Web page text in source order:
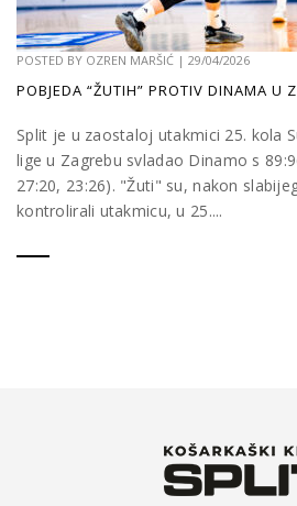
POSTED BY OZREN MARŠIĆ | 29/04/2026
POBJEDA “ŽUTIH” PROTIV DINAMA U
Split je u zaostaloj utakmici 25. kola
lige u Zagrebu svladao Dinamo s
27:20, 23:26). "Žuti" su, nakon
kontrolirali utakmicu, u 25....